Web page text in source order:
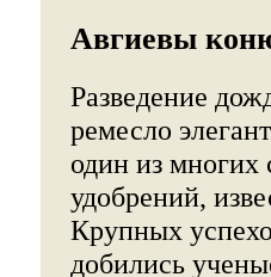
Авгиевы
Разведение
ремесло
один из многих
удобрений,
Крупных
добились